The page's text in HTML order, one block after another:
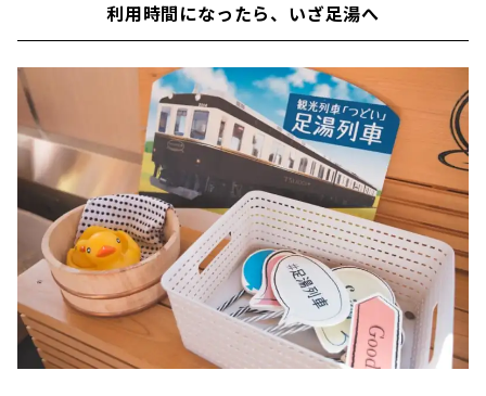
利用時間になったら、いざ足湯へ